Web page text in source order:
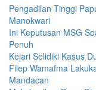
Pengadilan Tinggi
Manokwari
Ini Keputusan MSG
Penuh
Kejari Selidiki Kasus
Filep Wamafma
Mandacan